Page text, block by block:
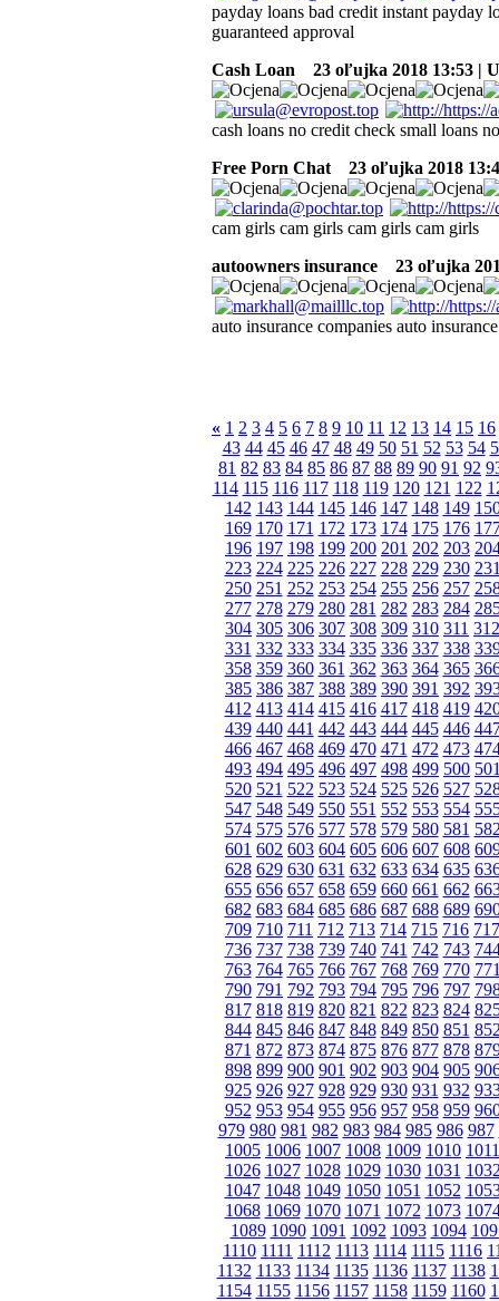
payday loans bad credit instant payday
guaranteed approval
Cash Loan
23 oľujka 2018 13:53 |
cash loans no credit check small loans
Free Porn Chat
23 oľujka 2018
cam girls cam girls cam girls cam girls
autoowners insurance
23 oľujka
auto insurance companies auto
« 1 2 3 4 5 6 7 8 9 10 11 12 13 14 15 16
43 44 45 46 47 48 49 50 51 52 53 54
81 82 83 84 85 86 87 88 89 90 91 92
114 115 116 117 118 119 120 121 122
142 143 144 145 146 147 148 149
169 170 171 172 173 174 175 176
196 197 198 199 200 201 202 203
223 224 225 226 227 228 229 230
250 251 252 253 254 255 256 257
277 278 279 280 281 282 283 284
304 305 306 307 308 309 310 311 312
331 332 333 334 335 336 337 338
358 359 360 361 362 363 364 365
385 386 387 388 389 390 391 392
412 413 414 415 416 417 418 419
439 440 441 442 443 444 445 446
466 467 468 469 470 471 472 473
493 494 495 496 497 498 499 500
520 521 522 523 524 525 526 527
547 548 549 550 551 552 553 554
574 575 576 577 578 579 580 581
601 602 603 604 605 606 607 608
628 629 630 631 632 633 634 635
655 656 657 658 659 660 661 662
682 683 684 685 686 687 688 689
709 710 711 712 713 714 715 716 717
736 737 738 739 740 741 742 743
763 764 765 766 767 768 769 770
790 791 792 793 794 795 796 797
817 818 819 820 821 822 823 824
844 845 846 847 848 849 850 851
871 872 873 874 875 876 877 878
898 899 900 901 902 903 904 905
925 926 927 928 929 930 931 932
952 953 954 955 956 957 958 959
979 980 981 982 983 984 985 986 987
1005 1006 1007 1008 1009 1010 1011
1026 1027 1028 1029 1030 1031
1047 1048 1049 1050 1051 1052
1068 1069 1070 1071 1072 1073
1089 1090 1091 1092 1093 1094
1110 1111 1112 1113 1114 1115 1116
1132 1133 1134 1135 1136 1137 1138
1154 1155 1156 1157 1158 1159 1160